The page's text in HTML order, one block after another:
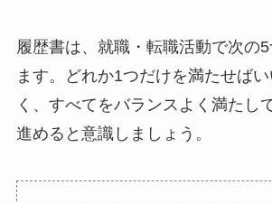
履歴書は、就職・転職活動で次の
ます。どれか1つだけを満たせば
く、すべてをバランスよく満たし
進めると意識しましょう。